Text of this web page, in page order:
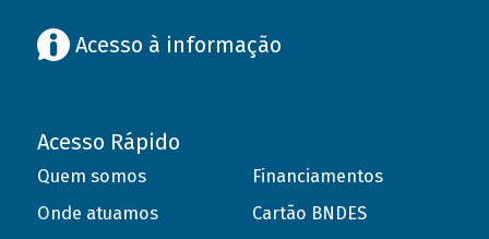
Acesso à informação
Acesso Rápido
Quem somos
Onde atuamos
Financiamentos
Cartão BNDES